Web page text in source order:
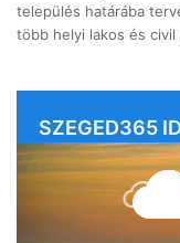
település határába
több helyi lakos és
SZEGED365